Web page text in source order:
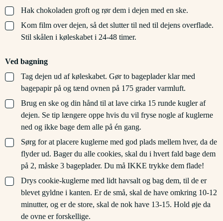
▢
Hak chokoladen groft og rør dem i dejen med en ske.
▢
Kom film over dejen, så det slutter til ned til dejens overflade.
Stil skålen i køleskabet i 24-48 timer.
Ved bagning
▢
Tag dejen ud af køleskabet. Gør to bageplader klar med
bagepapir på og tænd ovnen på 175 grader varmluft.
▢
Brug en ske og din hånd til at lave cirka 15 runde kugler af
dejen. Se tip længere oppe hvis du vil fryse nogle af kuglerne
ned og ikke bage dem alle på én gang.
▢
Sørg for at placere kuglerne med god plads mellem hver, da de
flyder ud. Bager du alle cookies, skal du i hvert fald bage dem
på 2, måske 3 bageplader. Du må IKKE trykke dem flade!
▢
Drys cookie-kuglerne med lidt havsalt og bag dem, til de er
blevet gyldne i kanten. Er de små, skal de have omkring 10-12
minutter, og er de store, skal de nok have 13-15. Hold øje da
de ovne er forskellige.